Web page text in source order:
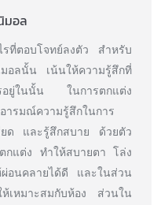
มอล
ที่ตอบโจทย์ลงตัว สำหรับ
อลนั้น เน้นให้ความรู้สึกที่
รอยู่ในนั้น ในการตกแต่ง
ารมณ์ความรู้สึกในการ
ยด และรู้สึกสบาย ด้วยตัว
กแต่ง ทำให้สบายตา โล่ง
อนคลายได้ดี และในส่วน
ห้เหมาะสมกับห้อง ส่วนใน